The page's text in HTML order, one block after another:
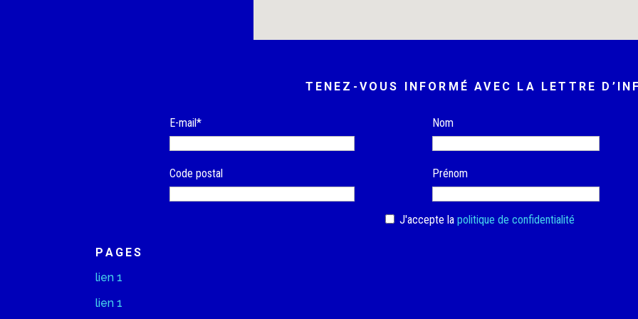
TENEZ-VOUS INFORMÉ AVEC LA LETTRE
E-mail*
Code postal
Nom
Prénom
J'accepte la politique de confidentialité
PAGES
lien 1
lien 1